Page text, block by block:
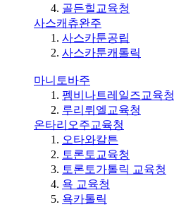
골든힐교육청
사스캐츄완주
사스카툰공립
사스카툰캐톨릭
마니토바주
펨비나트레일즈교육청
루리뤼엘교육청
온타리오주교육청
오타와칼튼
토론토교육청
토론토가톨릭 교육청
욕 교육청
욕카톨릭